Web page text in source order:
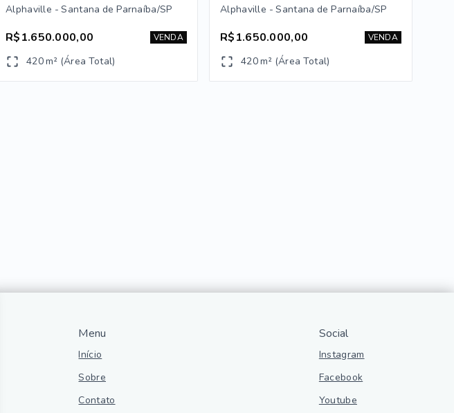
Alphaville - Santana de Parnaíba/SP
R$1.650.000,00 VENDA
420 m² (Área Total)
Alphaville - Santana de Parnaíba/SP
R$1.650.000,00 VENDA
420 m² (Área Total)
Menu
Início
Sobre
Contato
Social
Instagram
Facebook
Youtube